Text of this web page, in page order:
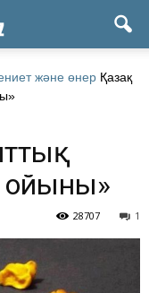
және өнер Қазақ
1
28707